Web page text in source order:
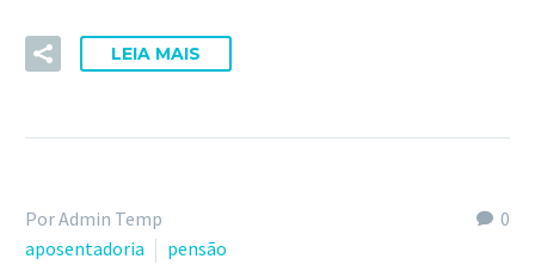
LEIA MAIS
0
Por Admin Temp
aposentadoria
pensão